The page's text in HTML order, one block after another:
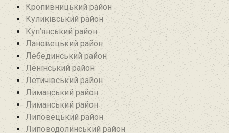
Кропивницький район
Куликівський район
Куп’янський район
Лановецький район
Лебединський район
Ленінський район
Летичівський район
Лиманський район
Лиманський район
Липовецький район
Липоводолинський район